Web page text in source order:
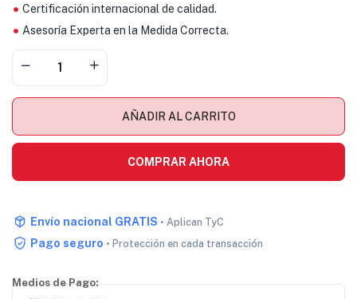
Certificación internacional de calidad.
Asesoría Experta en la Medida Correcta.
AÑADIR AL CARRITO
COMPRAR AHORA
Envío nacional GRATIS • Aplican TyC
Pago seguro • Protección en cada transacción
Medios de Pago: